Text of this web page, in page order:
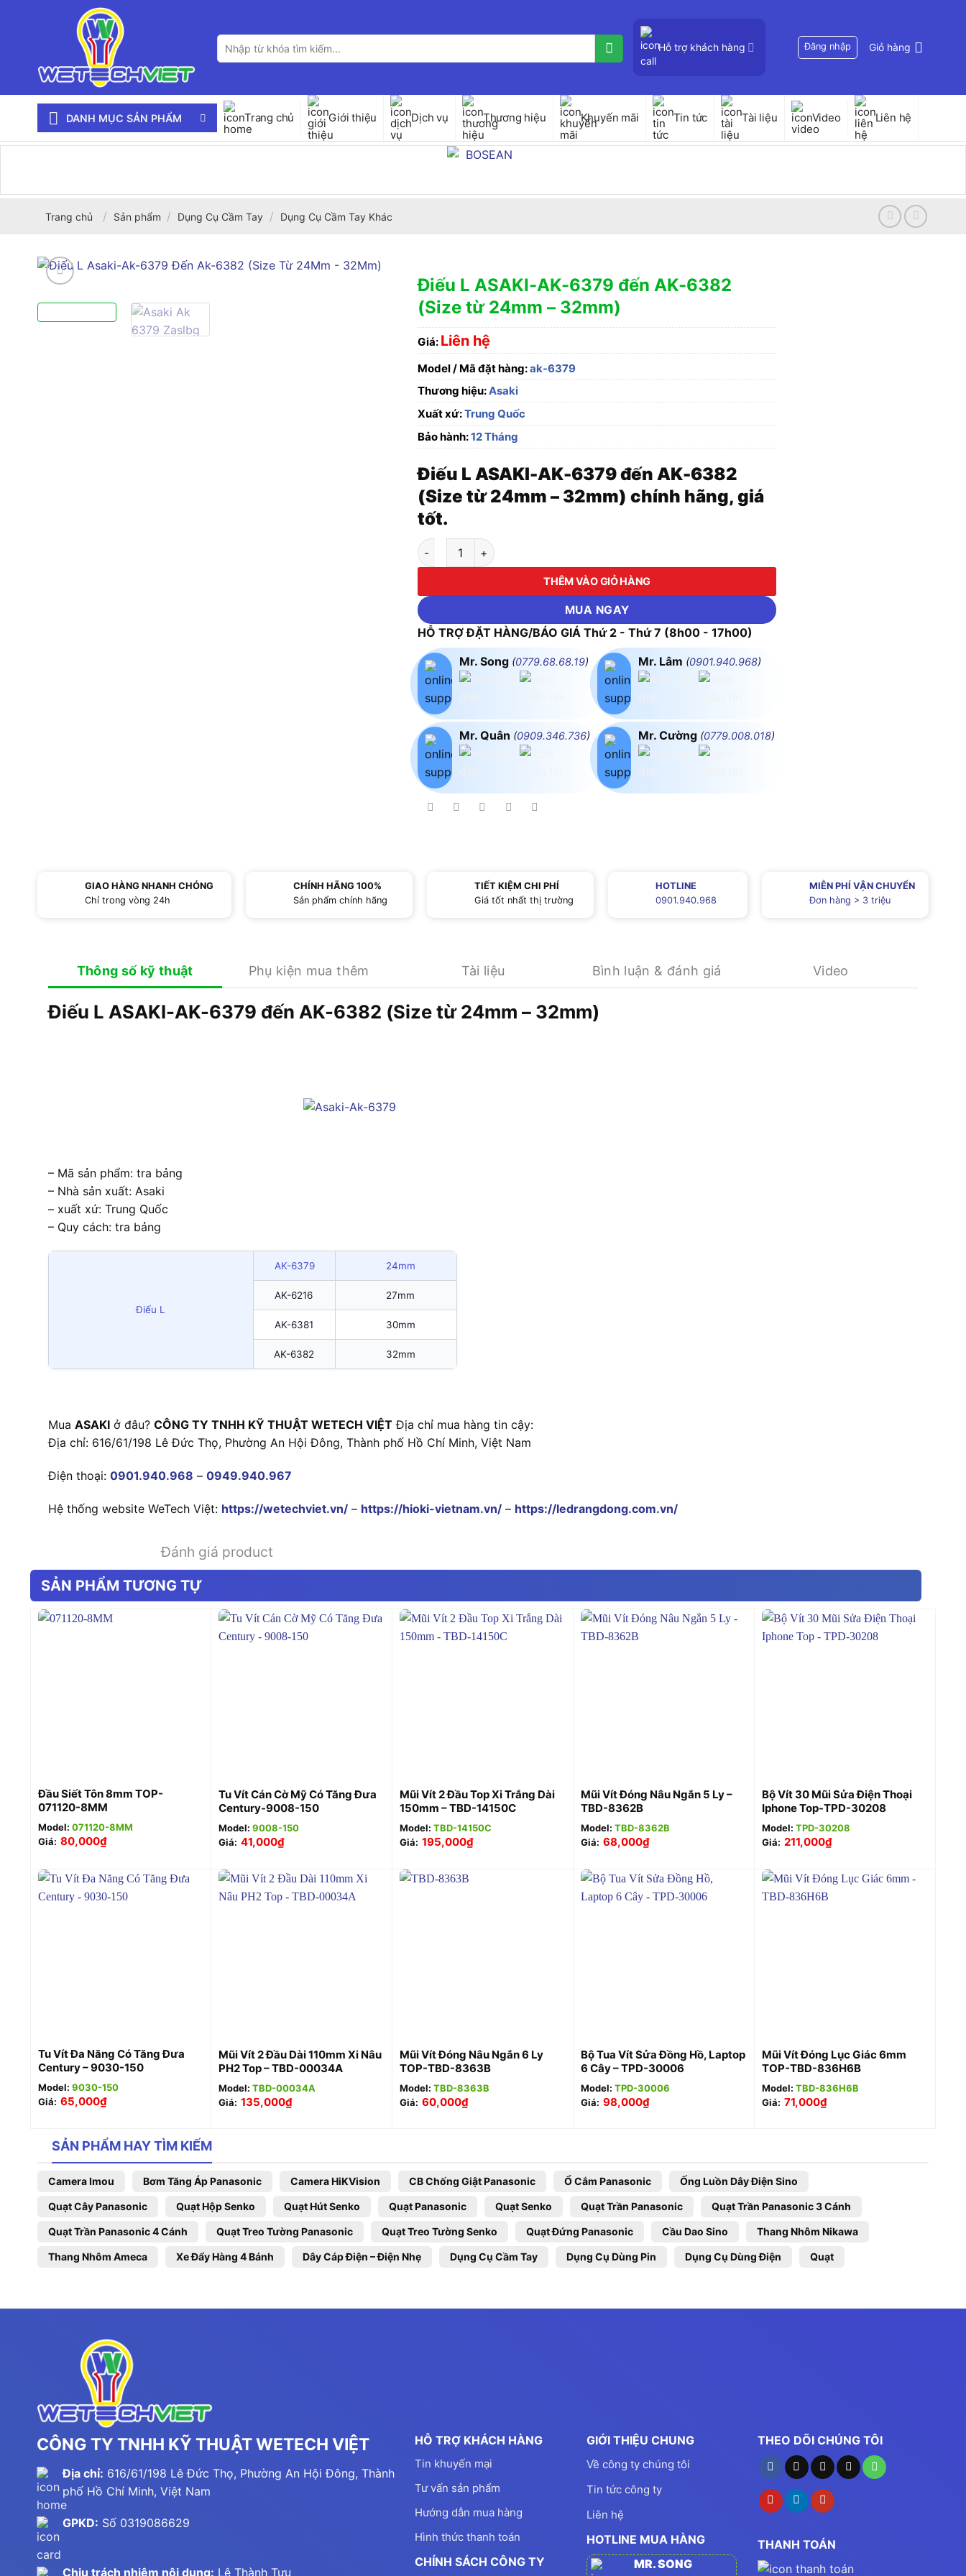
Tìm
kiếm:
Hỗ trợ khách hàng Đăng nhập Giỏ hàng
DANH MỤC SẢN PHẨM Trang chủ Giới thiệu Dịch vụ Thương hiệu Khuyến mãi Tin tức Tài liệu Video Liên hệ
Trang chủ / Sản phẩm / Dụng Cụ Cầm Tay / Dụng Cụ Cầm Tay Khác
Điếu L ASAKI-AK-6379 đến AK-6382
(Size từ 24mm – 32mm)
Giá: Liên hệ
Model / Mã đặt hàng:ak-6379
Thương hiệu:Asaki
Xuất xứ:Trung Quốc
Bảo hành:12 Tháng
Điếu L ASAKI-AK-6379 đến AK-6382
(Size từ 24mm – 32mm) chính hãng, giá
tốt.
Điếu L ASAKI-AK-6379 đến AK-6382 (Size từ 24mm - 32mm) số lượng
THÊM VÀO GIỎ HÀNG
MUA NGAY
HỖ TRỢ ĐẶT HÀNG/BÁO GIÁ Thứ 2 - Thứ 7 (8h00 - 17h00)
Mr. Song (0779.68.68.19)
Mr. Quân (0909.346.736)
Mr. Lâm (0901.940.968)
Mr. Cường (0779.008.018)
GIAO HÀNG NHANH CHÓNG
Chỉ trong vòng 24h
CHÍNH HÃNG 100%
Sản phẩm chính hãng
TIẾT KIỆM CHI PHÍ
Giá tốt nhất thị trường
HOTLINE
0901.940.968
MIỄN PHÍ VẬN CHUYỂN
Đơn hàng > 3 triệu
Thông số kỹ thuật Phụ kiện mua thêm Tài liệu Bình luận & đánh giá Video
Điếu L ASAKI-AK-6379 đến AK-6382 (Size từ 24mm – 32mm)
– Mã sản phẩm: tra bảng
– Nhà sản xuất: Asaki
– xuất xứ: Trung Quốc
– Quy cách: tra bảng
Điếu L
AK-6379 24mm
AK-6216 27mm
AK-6381 30mm
AK-6382 32mm
Mua ASAKI ở đâu? CÔNG TY TNHH KỸ THUẬT WETECH VIỆT Địa chỉ mua hàng tin cậy:
Địa chỉ: 616/61/198 Lê Đức Thọ, Phường An Hội Đông, Thành phố Hồ Chí Minh, Việt Nam
Điện thoại: 0901.940.968 – 0949.940.967
Hệ thống website WeTech Việt: https://wetechviet.vn/ – https://hioki-vietnam.vn/ – https://ledrangdong.com.vn/
Đánh giá product
SẢN PHẨM TƯƠNG TỰ
Đầu Siết Tôn 8mm TOP-
071120-8MM
Model: 071120-8MM
Giá: 80,000₫
Tu Vít Cán Cờ Mỹ Có Tăng Đưa
Century-9008-150
Model: 9008-150
Giá: 41,000₫
Mũi Vít 2 Đầu Top Xi Trắng Dài
150mm – TBD-14150C
Model: TBD-14150C
Giá: 195,000₫
Mũi Vít Đóng Nâu Ngắn 5 Ly –
TBD-8362B
Model: TBD-8362B
Giá: 68,000₫
Bộ Vít 30 Mũi Sửa Điện Thoại
Iphone Top-TPD-30208
Model: TPD-30208
Giá: 211,000₫
Tu Vít Đa Năng Có Tăng Đưa
Century – 9030-150
Model: 9030-150
Giá: 65,000₫
Mũi Vít 2 Đầu Dài 110mm Xi Nâu
PH2 Top – TBD-00034A
Model: TBD-00034A
Giá: 135,000₫
Mũi Vít Đóng Nâu Ngắn 6 Ly
TOP-TBD-8363B
Model: TBD-8363B
Giá: 60,000₫
Bộ Tua Vít Sửa Đồng Hồ, Laptop
6 Cây – TPD-30006
Model: TPD-30006
Giá: 98,000₫
Mũi Vít Đóng Lục Giác 6mm
TOP-TBD-836H6B
Model: TBD-836H6B
Giá: 71,000₫
SẢN PHẨM HAY TÌM KIẾM
Camera Imou Bơm Tăng Áp Panasonic Camera HiKVision CB Chống Giật Panasonic Ổ Cắm Panasonic Ống Luồn Dây Điện Sino
Quạt Cây Panasonic Quạt Hộp Senko Quạt Hút Senko Quạt Panasonic Quạt Senko Quạt Trần Panasonic Quạt Trần Panasonic 3 Cánh
Quạt Trần Panasonic 4 Cánh Quạt Treo Tường Panasonic Quạt Treo Tường Senko Quạt Đứng Panasonic Cầu Dao Sino Thang Nhôm Nikawa
Thang Nhôm Ameca Xe Đẩy Hàng 4 Bánh Dây Cáp Điện – Điện Nhẹ Dụng Cụ Cầm Tay Dụng Cụ Dùng Pin Dụng Cụ Dùng Điện Quạt
CÔNG TY TNHH KỸ THUẬT WETECH VIỆT
Địa chỉ: 616/61/198 Lê Đức Thọ, Phường An Hội Đông, Thành
phố Hồ Chí Minh, Việt Nam
GPKD: Số 0319086629
Chịu trách nhiệm nội dung: Lê Thành Tựu
HỖ TRỢ KHÁCH HÀNG
Tin khuyến mại
Tư vấn sản phẩm
Hướng dẫn mua hàng
Hình thức thanh toán
CHÍNH SÁCH CÔNG TY
GIỚI THIỆU CHUNG
Về công ty chúng tôi
Tin tức công ty
Liên hệ
HOTLINE MUA HÀNG
MR. SONG
THEO DÕI CHÚNG TÔI
THANH TOÁN